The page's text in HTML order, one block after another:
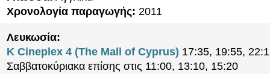
Χρονολογία παραγωγής: 2011
Λευκωσία:
K Cineplex 4 (The Mall of Cyprus) 17:35, 19:55,
Σαββατοκύριακα επίσης στις 11:00, 13:10, 15:20